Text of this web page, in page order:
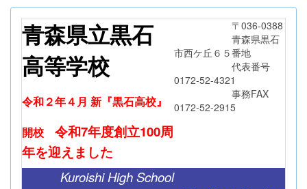
青森県立黒石
高等学校
令和２年４月 新『黒石高校』
開校
令和7年度創立100周
年を迎えました
〒036-0388
青森県黒石
市西ケ丘６５番地
代表番号
0172-52-4321
事務FAX
0172-52-2915
Kuroishi High School